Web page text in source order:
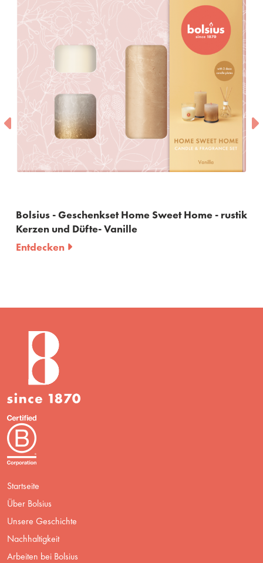
Sweet Home - rustik
Bolsius - Geschenkset
Startseite
Über Bolsius
Unsere Geschichte
Nachhaltigkeit
Arbeiten bei Bolsius